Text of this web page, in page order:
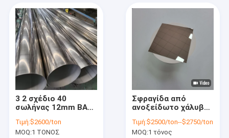
316l σωλήνας ανοξείδωτου
σωλήνωση ανοξείδωτου 304
ενωμένος στενά ανοξείδωτο σωλήνας
χωρίς συγκόλληση σωλήνας SS
Φύλλο μετάλλων ανοξείδωτου
3 2 σχέδιο 40
σωλήνας 12mm BA
ανοξείδωτου 316
13mm 14mm 15mm
Τιμή:$2600/ton
MOQ:1 ΤΟΝΟΣ
Σφραγίδα από
ανοξείδωτο χάλυβα
0,3mm με εξαιρετική
διαμόρφωση
Τιμή:$2500/ton--$2750/ton
MOQ:1 τόνος